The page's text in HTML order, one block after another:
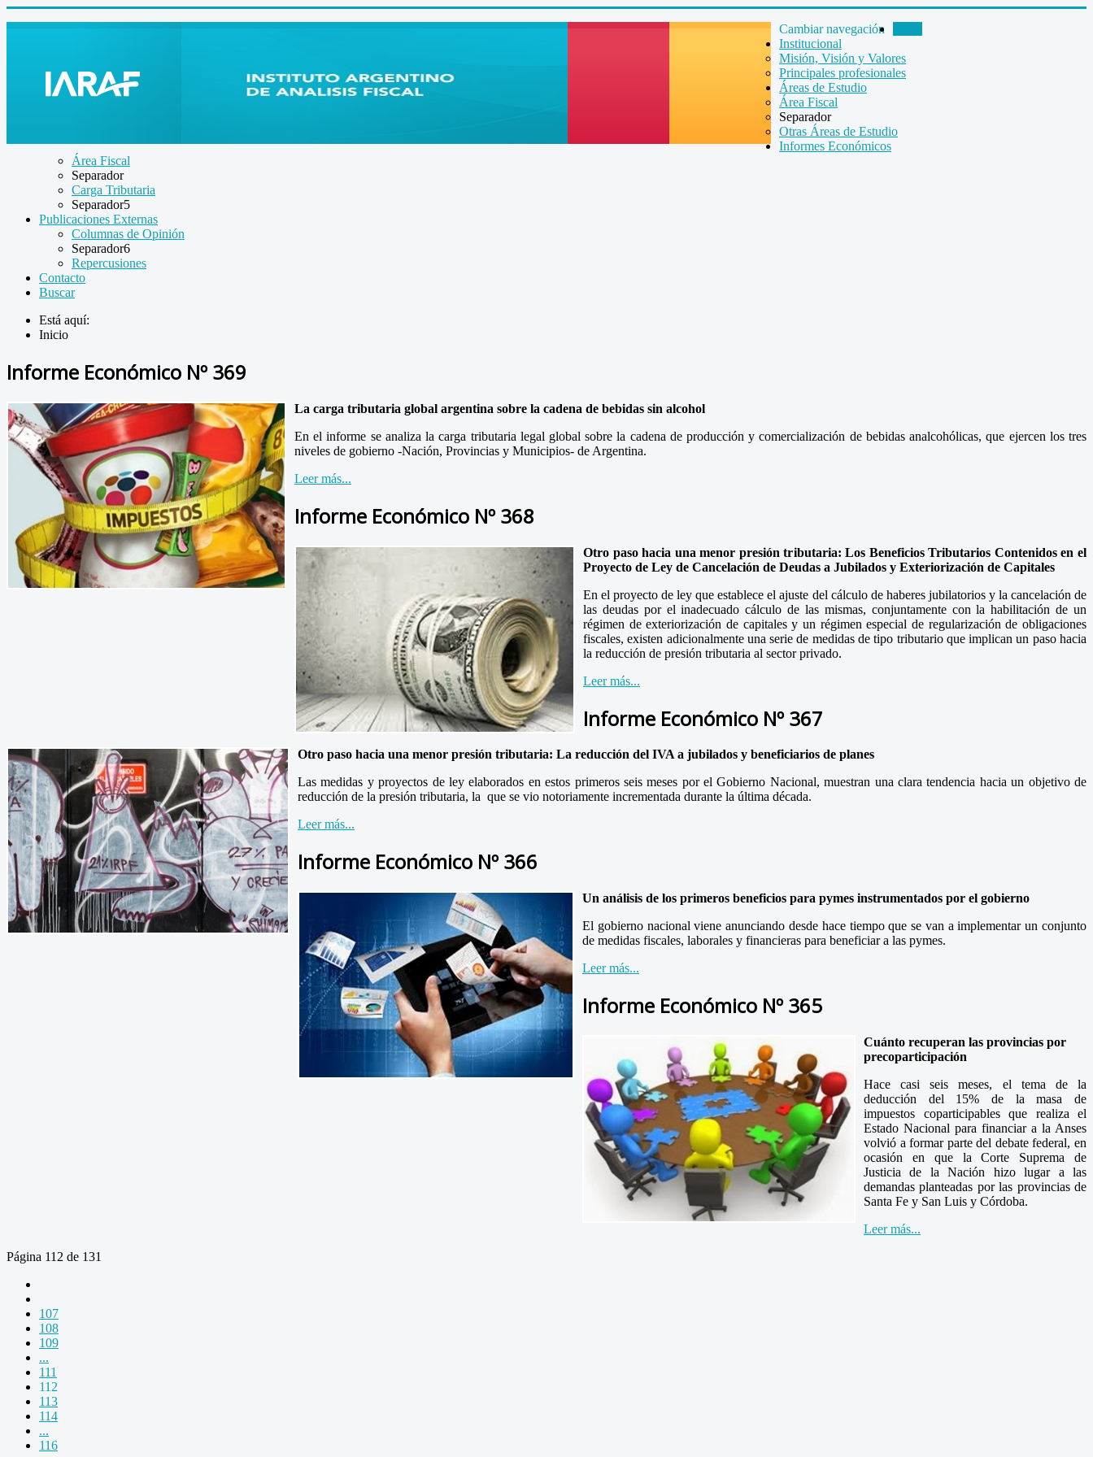
Cambiar navegación
Institucional
Misión, Visión y Valores
Principales profesionales
Áreas de Estudio
Área Fiscal
Separador
Otras Áreas de Estudio
Informes Económicos
Área Fiscal
Separador
Carga Tributaria
Separador5
Publicaciones Externas
Columnas de Opinión
Separador6
Repercusiones
Contacto
Buscar
Está aquí:
Inicio
Informe Económico Nº 369
La carga tributaria global argentina sobre la cadena de bebidas sin alcohol
En el informe se analiza la carga tributaria legal global sobre la cadena de producción y comercialización de bebidas analcohólicas, que ejercen los tres
niveles de gobierno -Nación, Provincias y Municipios- de Argentina.
Leer más...
Informe Económico Nº 368
Otro paso hacia una menor presión tributaria: Los Beneficios Tributarios Contenidos en el
Proyecto de Ley de Cancelación de Deudas a Jubilados y Exteriorización de Capitales
En el proyecto de ley que establece el ajuste del cálculo de haberes jubilatorios y la cancelación de
las deudas por el inadecuado cálculo de las mismas, conjuntamente con la habilitación de un
régimen de exteriorización de capitales y un régimen especial de regularización de obligaciones
fiscales, existen adicionalmente una serie de medidas de tipo tributario que implican un paso hacia
la reducción de presión tributaria al sector privado.
Leer más...
Informe Económico Nº 367
Otro paso hacia una menor presión tributaria: La reducción del IVA a jubilados y beneficiarios de planes
Las medidas y proyectos de ley elaborados en estos primeros seis meses por el Gobierno Nacional, muestran una clara tendencia hacia un objetivo de
reducción de la presión tributaria, la que se vio notoriamente incrementada durante la última década.
Leer más...
Informe Económico Nº 366
Un análisis de los primeros beneficios para pymes instrumentados por el gobierno
El gobierno nacional viene anunciando desde hace tiempo que se van a implementar un conjunto
de medidas fiscales, laborales y financieras para beneficiar a las pymes.
Leer más...
Informe Económico Nº 365
Cuánto recuperan las provincias por
precoparticipación
Hace casi seis meses, el tema de la
deducción del 15% de la masa de
impuestos coparticipables que realiza el
Estado Nacional para financiar a la Anses
volvió a formar parte del debate federal, en
ocasión en que la Corte Suprema de
Justicia de la Nación hizo lugar a las
demandas planteadas por las provincias de
Santa Fe y San Luis y Córdoba.
Leer más...
Página 112 de 131
107
108
109
...
111
112
113
114
...
116